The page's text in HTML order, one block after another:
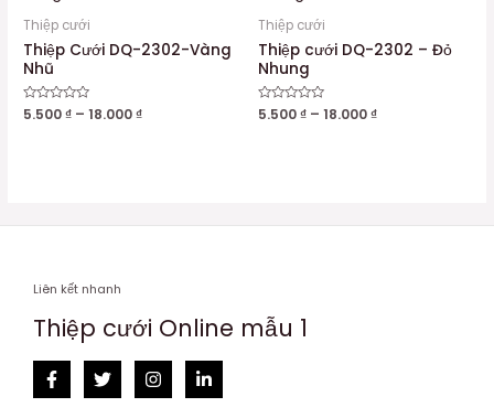
Thiệp cưới
Thiệp Cưới DQ-2302-Vàng
Nhũ
Được
xếp
5.500₫ –18.000₫
Thiệp cưới
Thiệp cưới DQ-2302 – Đỏ
Nhung
Được
xếp
5.500₫ – 18.000₫
Liên kết nhanh
Thiệp cưới Online mẫu 1